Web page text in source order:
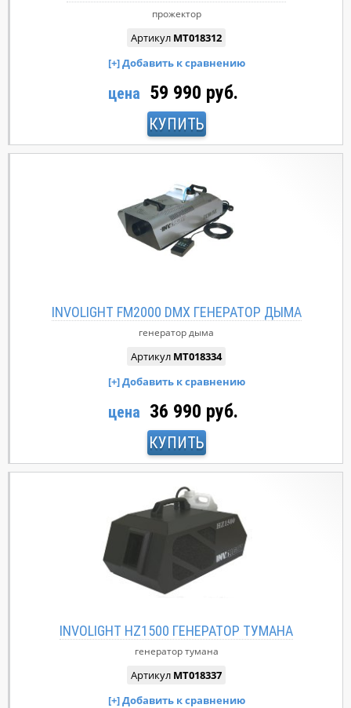
прожектор
Артикул MT018312
цена 59 990 руб.
КУПИТЬ
INVOLIGHT FM2000 DMX ГЕНЕРАТОР ДЫМА
генератор дыма
Артикул MT018334
цена 36 990 руб.
КУПИТЬ
INVOLIGHT HZ1500 ГЕНЕРАТОР ТУМАНА
генератор тумана
Артикул MT018337